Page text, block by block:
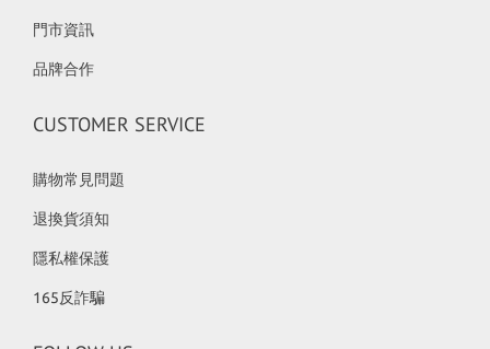
門市資訊
品牌合作
CUSTOMER SERVICE
購物常見問題
退換貨須知
隱私權保護
165反詐騙